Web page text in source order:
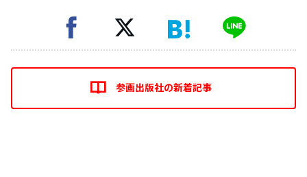
参画出版社の新着記事